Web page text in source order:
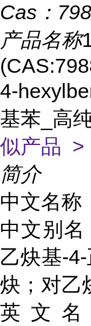
Cas：
产品名称
4-
基苯_高
似产品 >
简介
中文名称
中文别名
乙炔基-
炔；对乙
英文名